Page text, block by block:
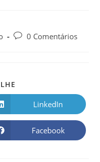
0 Comentários
LinkedIn
Facebook